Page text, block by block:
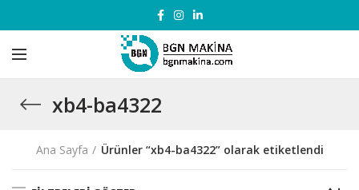
xb4-ba4322
Ana Sayfa Ürünler “xb4-ba4322” olarak etiketlendi